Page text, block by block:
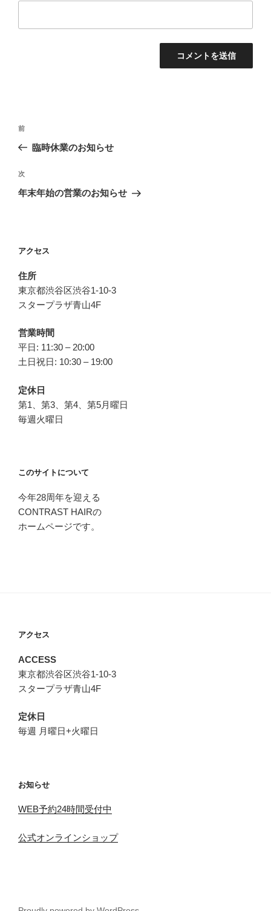
投
ナ
ビ
ゲ
ン
前
の
稿
前
臨時休業のお知らせ
次
の
次
年末年始の営業のお知らせ
アクセス
住所
東京都渋谷区渋谷1-10-3
スタープラザ青山4F
営業時間
平日: 11:30 – 20:00
土日祝日: 10:30 – 19:00
定休日
第1、第3、第4、第5月曜日
毎週火曜日
このサイトについて
今年28周年を迎える
CONTRAST HAIRの
ホームページです。
アクセス
ACCESS
東京都渋谷区渋谷1-10-3
スタープラザ青山4F
定休日
毎週 月曜日+火曜日
お知らせ
WEB予約24時間受付中
公式オンラインショップ